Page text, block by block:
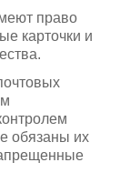
право
карточки и
обязаны их